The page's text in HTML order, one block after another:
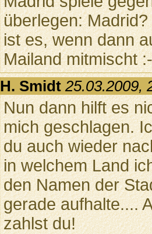
überlegen:
ist es, wenn dann
Mailand mitmischt
H. Smidt 25.03.2009,
Nun dann hilft es
mich geschlagen.
du auch wieder
in welchem Land
den Namen der
gerade aufhalte....
zahlst du!